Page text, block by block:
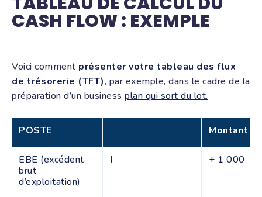
CASH FLOW : EXEMPLE
Voici comment présenter votre tableau des flux
de trésorerie (TFT), par exemple, dans le cadre de la
préparation d’un business plan qui sort du lot.
POSTE Montant
EBE (excédent
brut
d’exploitation)
I + 1 000